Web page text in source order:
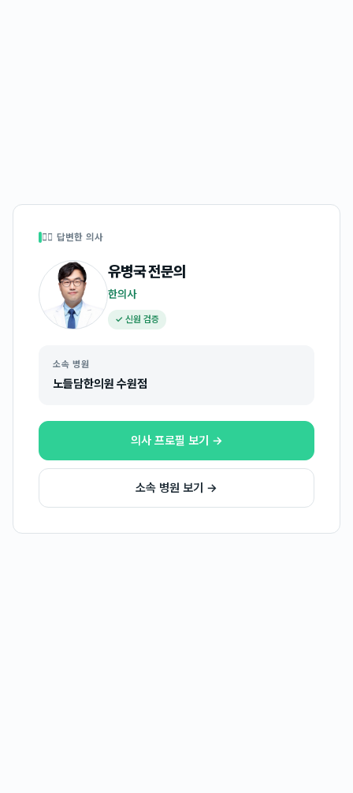
👩‍⚕️ 답변한 의사
유병국전문의
한의사
✓ 신원 검증
소속 병원
노들담한의원 수원점
의사 프로필 보기 →
소속 병원 보기 →